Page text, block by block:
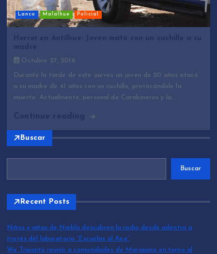
Lanco Malalhue Policial
Horror en Antilhue: Joven mató con un cuchillo a su
madre
Octubre 27, 2016
Durante la tarde de este jueves un joven de 20 años atacó
a su madre de 41 años con un cuchillo, provocándole la
muerte. Actualmente, personal de Carabineros y la…
Continue reading
Buscar
Buscar
Recent Posts
Niños y niñas de Niebla descubren la radio desde adentro a
través del laboratorio “Escuelas al Aire”
We Tripantü reunió a comunidades de Mariquina en torno al